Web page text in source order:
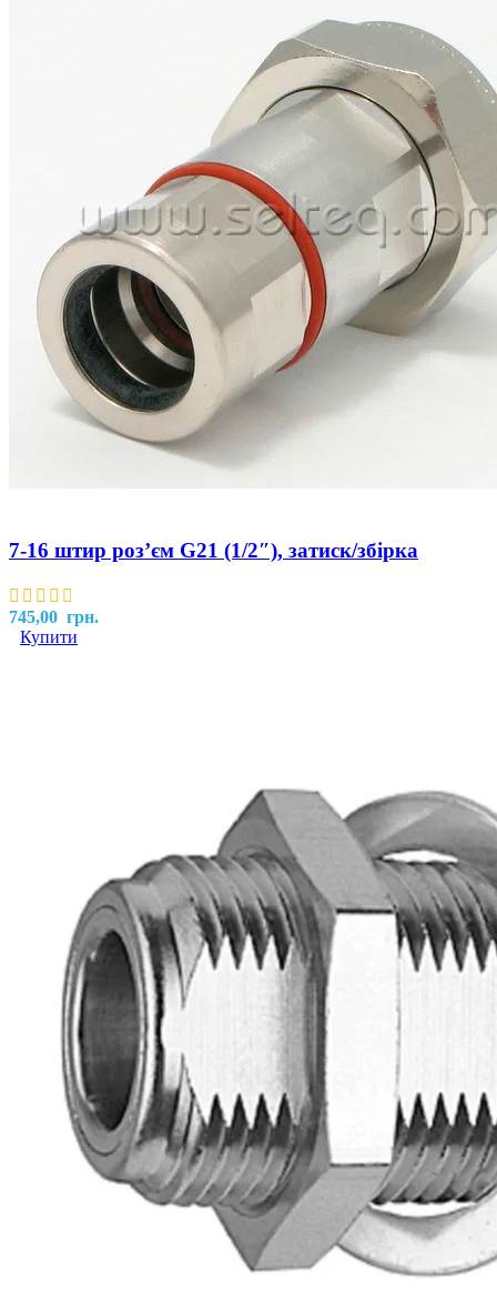
7-16 штир роз’єм G21 (1/2″), затиск/збірка
745,00 грн.
Купити